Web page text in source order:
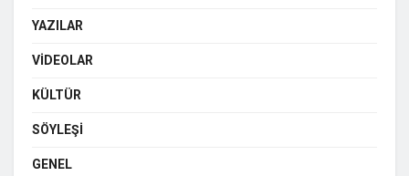
YAZILAR
VIDEOLAR
KÜLTÜR
SÖYLEŞI
GENEL